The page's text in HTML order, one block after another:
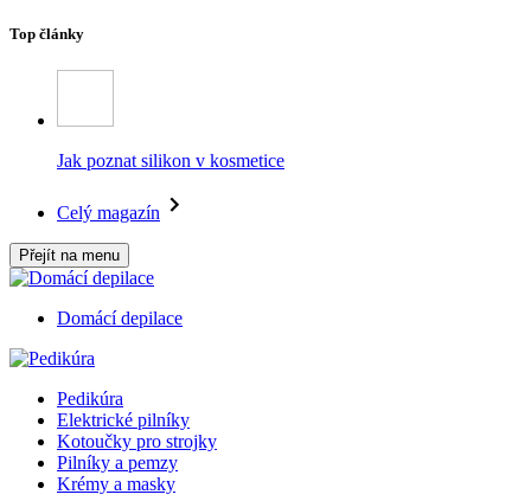
Top články
Jak poznat silikon v kosmetice
Celý magazín
Přejít na menu
Domácí depilace
Pedikúra
Elektrické pilníky
Kotoučky pro strojky
Pilníky a pemzy
Krémy a masky